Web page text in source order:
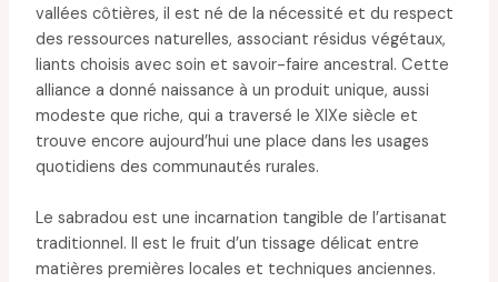
vallées côtières, il est né de la nécessité et du respect
des ressources naturelles, associant résidus végétaux,
liants choisis avec soin et savoir-faire ancestral. Cette
alliance a donné naissance à un produit unique, aussi
modeste que riche, qui a traversé le XIXe siècle et
trouve encore aujourd’hui une place dans les usages
quotidiens des communautés rurales.
Le sabradou est une incarnation tangible de l’artisanat
traditionnel. Il est le fruit d’un tissage délicat entre
matières premières locales et techniques anciennes.